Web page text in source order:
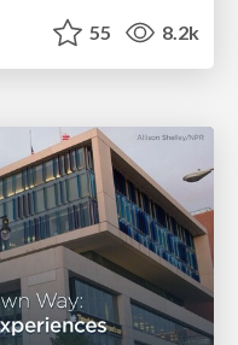
55 8.2k